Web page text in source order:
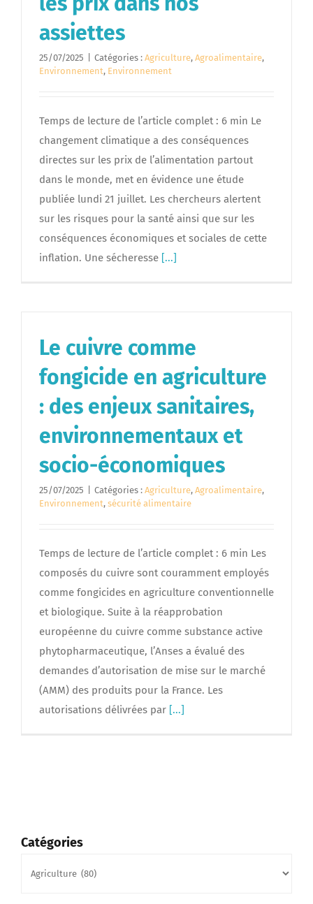
assiettes
25/07/2025 Catégories : Agriculture, Agroalimentaire,
Environnement, Environnement
Temps de lecture de l’article complet : 6 min Le
changement climatique a des conséquences
directes sur les prix de l’alimentation partout
dans le monde, met en évidence une étude
publiée lundi 21 juillet. Les chercheurs alertent
sur les risques pour la santé ainsi que sur les
conséquences économiques et sociales de cette
inflation. Une sécheresse [...]
Le cuivre comme
fongicide en agriculture
: des enjeux sanitaires,
environnementaux et
socio-économiques
25/07/2025 Catégories : Agriculture, Agroalimentaire,
Environnement, sécurité alimentaire
Temps de lecture de l’article complet : 6 min Les
composés du cuivre sont couramment employés
comme fongicides en agriculture conventionnelle
et biologique. Suite à la réapprobation
européenne du cuivre comme substance active
phytopharmaceutique, l’Anses a évalué des
demandes d’autorisation de mise sur le marché
(AMM) des produits pour la France. Les
autorisations délivrées par [...]
Catégories